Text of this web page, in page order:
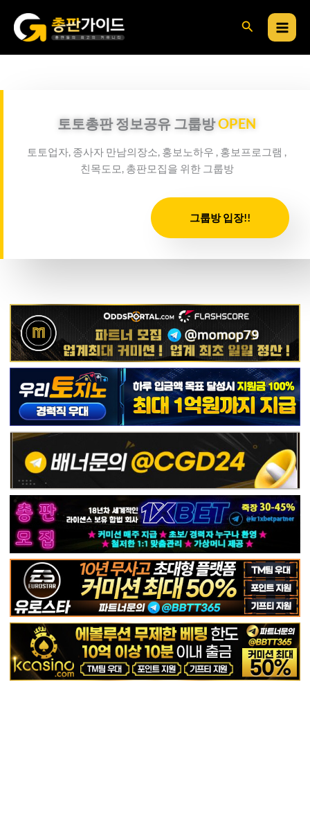
너
검
토토총판 정보공유 그룹방OPEN
토토업자, 종사자 만남의장소, 홍보노하우 , 홍보프로그램 ,
친목도모, 총판모집을 위한 그룹방
그룹방 입장!!